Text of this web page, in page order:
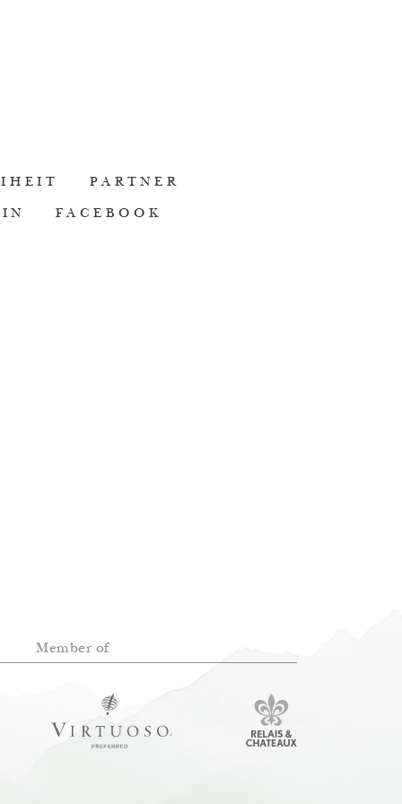
PARTNER
FACEBOOK
Member of